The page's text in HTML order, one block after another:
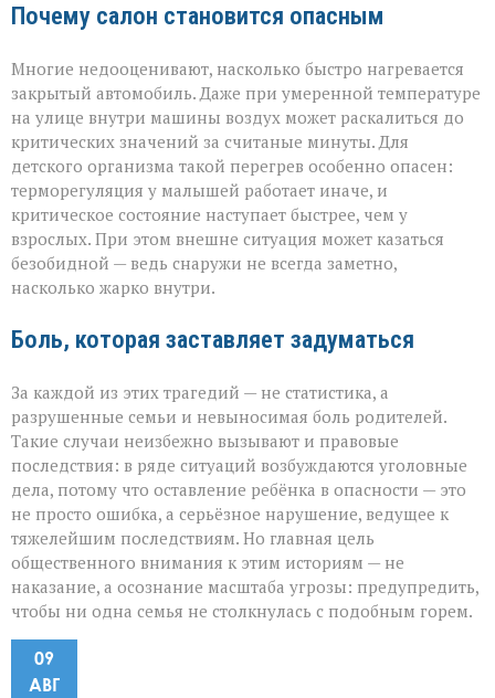
Почему салон становится опасным
Многие недооценивают, насколько быстро нагревается
закрытый автомобиль. Даже при умеренной температуре
на улице внутри машины воздух может раскалиться до
критических значений за считаные минуты. Для
детского организма такой перегрев особенно опасен:
терморегуляция у малышей работает иначе, и
критическое состояние наступает быстрее, чем у
взрослых. При этом внешне ситуация может казаться
безобидной — ведь снаружи не всегда заметно,
насколько жарко внутри.
Боль, которая заставляет задуматься
За каждой из этих трагедий — не статистика, а
разрушенные семьи и невыносимая боль родителей.
Такие случаи неизбежно вызывают и правовые
последствия: в ряде ситуаций возбуждаются уголовные
дела, потому что оставление ребёнка в опасности — это
не просто ошибка, а серьёзное нарушение, ведущее к
тяжелейшим последствиям. Но главная цель
общественного внимания к этим историям — не
наказание, а осознание масштаба угрозы: предупредить,
чтобы ни одна семья не столкнулась с подобным горем.
09
АВГ